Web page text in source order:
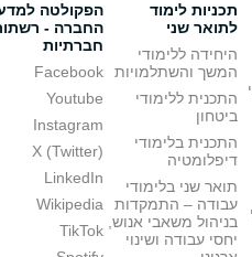
תכניות לימוד
לתואר שני
היחידה ללימודי
המשך והשתלמויות
התכנית ללימודי
ביטחון
התכנית בלימודי
דיפלומטיה
תואר שני בלימודי
עבודה – התמקדות
בניהול משאבי אנוש,
יחסי עבודה ושינוי
הפקולטה
החברה -
חברתיות
Facebook
Youtube
Instagram
X (Twitter)
LinkedIn
Wikipedia
TikTok